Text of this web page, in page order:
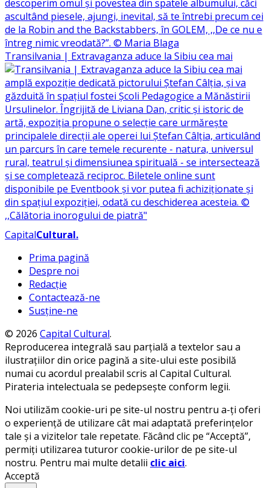
Transilvania | Extravaganza aduce la Sibiu cea mai
CapitalCultural.
Prima pagină
Despre noi
Redacție
Contactează-ne
Susține-ne
© 2026 Capital Cultural.
Reproducerea integrală sau parțială a textelor sau a
ilustrațiilor din orice pagină a site-ului este posibilă
numai cu acordul prealabil scris al Capital Cultural.
Pirateria intelectuala se pedepsește conform legii.
Noi utilizăm cookie-uri pe site-ul nostru pentru a-ți oferi
o experiență de utilizare cât mai adaptată preferințelor
tale și a vizitelor tale repetate. Făcând clic pe “Acceptă”,
permiți utilizarea tuturor cookie-urilor de pe site-ul
nostru. Pentru mai multe detalii clic aici.
Acceptă